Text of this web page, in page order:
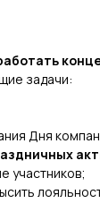
задачи:
Дня
участников;